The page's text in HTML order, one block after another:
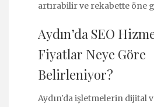
artırabilir ve rekabette öne
Aydın’da SEO
Fiyatlar Neye Göre
Belirleniyor?
Aydın'da işletmelerin dijital